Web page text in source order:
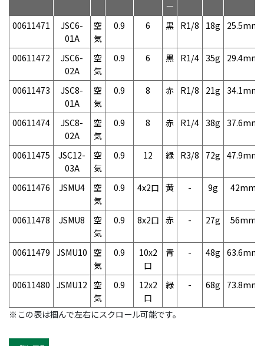
ー
00611471
JSC6-
01A
空
気
0.9 6 黒 R1/8 18g 25.5mm
00611472
JSC6-
02A
空
気
0.9 6 黒 R1/4 35g 29.4mm
00611473
JSC8-
01A
空
気
0.9 8 赤 R1/8 21g 34.1mm
00611474
JSC8-
02A
空
気
0.9 8 赤 R1/4 38g 37.6mm
00611475
JSC12-
03A
空
気
0.9 12 緑 R3/8 72g 47.9mm
00611476 JSMU4
空
気
0.9 4x2口 黄 - 9g 42mm
00611478 JSMU8
空
気
0.9 8x2口 赤 - 27g 56mm
00611479 JSMU10
空
気
0.9
10x2
口
青 - 48g 63.6mm
00611480 JSMU12
空
気
0.9
12x2
口
緑 - 68g 73.8mm
※この表は掴んで左右にスクロール可能です。